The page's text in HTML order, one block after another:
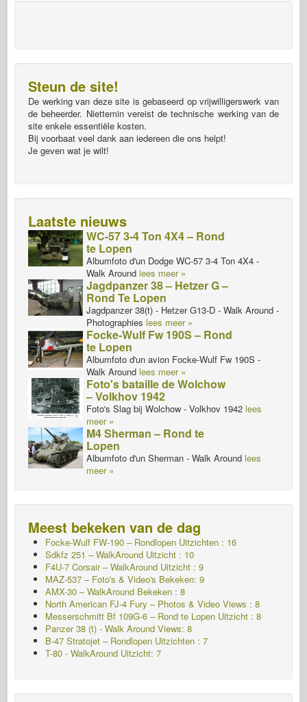
Steun de site!
De werking van deze site is gebaseerd op vrijwilligerswerk van
de beheerder. Niettemin vereist de technische werking van de
site enkele essentiële kosten.
Bij voorbaat veel dank aan iedereen die ons helpt!
Je geven wat je wilt!
Laatste nieuws
WC-57 3-4 Ton 4X4 – Rond
te Lopen
Albumfoto d'un Dodge WC-57 3-4 Ton 4X4 -
Walk Around lees meer »
Jagdpanzer 38 – Hetzer G –
Rond Te Lopen
Jagdpanzer 38(t) - Hetzer G13-D - Walk Around -
Photographies lees meer »
Focke-Wulf Fw 190S – Rond
te Lopen
Albumfoto d'un avion Focke-Wulf Fw 190S -
Walk Around lees meer »
Foto's bataille de Wolchow
– Volkhov 1942
Foto's Slag bij Wolchow - Volkhov 1942 lees
meer »
M4 Sherman – Rond te
Lopen
Albumfoto d'un Sherman - Walk Around lees
meer »
Meest bekeken van de dag
Focke-Wulf FW-190 – Rondlopen Uitzichten : 16
Sdkfz 251 – WalkAround Uitzicht : 10
F4U-7 Corsair – WalkAround Uitzicht : 9
MAZ-537 – Foto's & Video's Bekeken: 9
AMX-30 – WalkAround Bekeken : 8
North American FJ-4 Fury – Photos & Video Views : 8
Messerschmitt Bf 109G-6 – Rond te Lopen Uitzicht : 8
Panzer 38 (t) - Walk Around Views: 8
B-47 Stratojet – Rondlopen Uitzichten : 7
T-80 - WalkAround Uitzicht: 7